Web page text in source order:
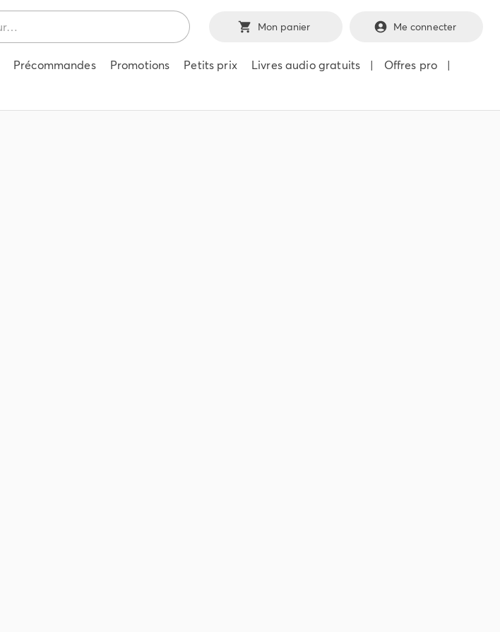
Mon panier Me connecter
Précommandes Promotions Petits prix Livres audio gratuits | Offres pro
|